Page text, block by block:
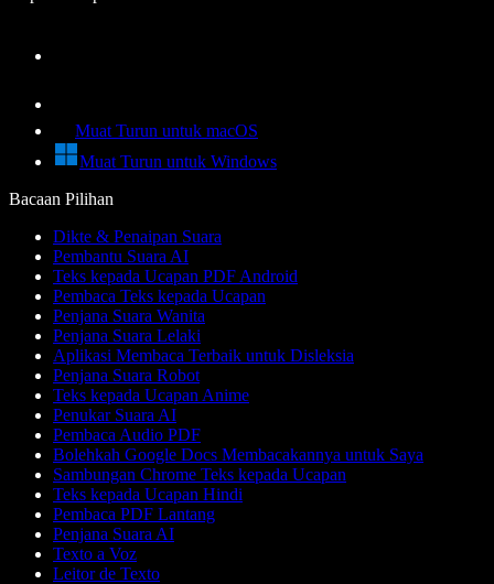
Muat Turun untuk macOS
Muat Turun untuk Windows
Bacaan Pilihan
Dikte & Penaipan Suara
Pembantu Suara AI
Teks kepada Ucapan PDF Android
Pembaca Teks kepada Ucapan
Penjana Suara Wanita
Penjana Suara Lelaki
Aplikasi Membaca Terbaik untuk Disleksia
Penjana Suara Robot
Teks kepada Ucapan Anime
Penukar Suara AI
Pembaca Audio PDF
Bolehkah Google Docs Membacakannya untuk Saya
Sambungan Chrome Teks kepada Ucapan
Teks kepada Ucapan Hindi
Pembaca PDF Lantang
Penjana Suara AI
Texto a Voz
Leitor de Texto